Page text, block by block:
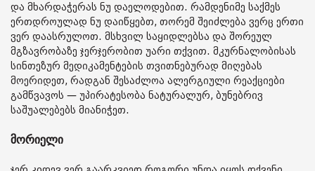
და მხარდაჭერას ნუ დაელოდებით. რამდენიმე საქმეს
ერთდროულად ნუ დაიწყებთ, თორემ შეიძლება ვერც ერთი
ვერ დაასრულოთ. მსხვილ საყიდლებსა და შორეულ
მგზავრობაზე ჯერჯერობით უარი თქვით. მკურნალობისას
სინთეზურ მედიკამენტების თვითნებურად მიღებას
მოერიდეთ, რადგან შესაძლოა ალერგიული რეაქციები
გამწვავოს — უპირატესობა ნატურალურ, ბუნებრივ
საშუალებებს მიანიჭეთ.
მორიელი